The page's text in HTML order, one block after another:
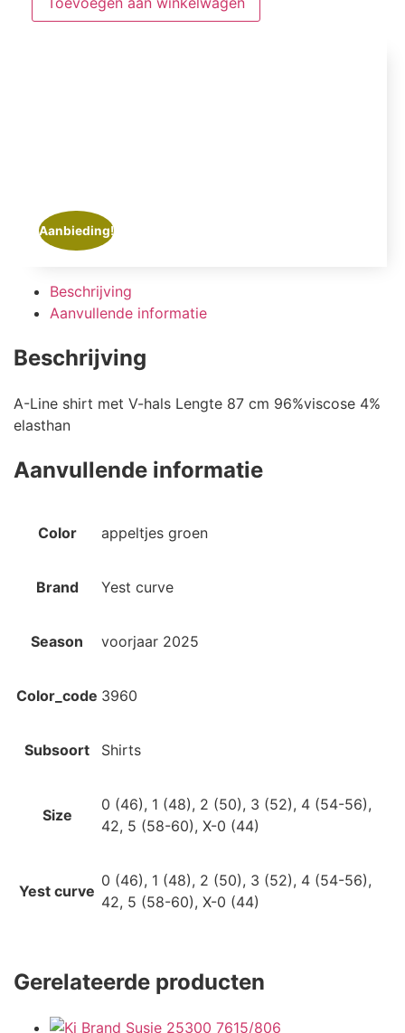
Aanbieding!
Beschrijving
Aanvullende informatie
Beschrijving
A-Line shirt met V-hals Lengte 87 cm 96%viscose 4%
elasthan
Aanvullende informatie
Color appeltjes groen
Brand Yest curve
Season voorjaar 2025
Color_code 3960
Subsoort Shirts
Size
0 (46), 1 (48), 2 (50), 3 (52), 4 (54-56),
42, 5 (58-60), X-0 (44)
Yest curve
0 (46), 1 (48), 2 (50), 3 (52), 4 (54-56),
42, 5 (58-60), X-0 (44)
Gerelateerde producten